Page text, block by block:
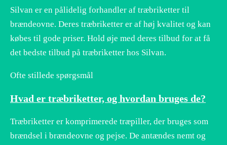
Silvan er en pålidelig forhandler af træbriketter til
brændeovne. Deres træbriketter er af høj kvalitet og kan
købes til gode priser. Hold øje med deres tilbud for at få
det bedste tilbud på træbriketter hos Silvan.
Ofte stillede spørgsmål
Hvad er træbriketter, og hvordan bruges de?
Træbriketter er komprimerede træpiller, der bruges som
brændsel i brændeovne og pejse. De antændes nemt og